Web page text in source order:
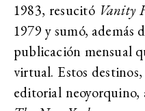
1983, resucitó Vanity
1979 y sumó, además
publicación mensual
virtual. Estos
editorial